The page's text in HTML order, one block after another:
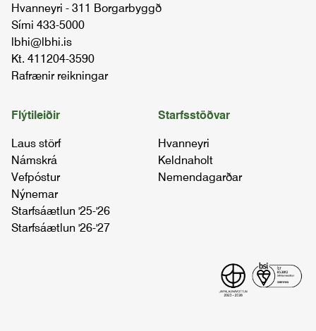
Hvanneyri - 311 Borgarbyggð
Sími 433-5000
lbhi@lbhi.is
Kt. 411204-3590
Rafrænir reikningar
Starfsstöðvar
Hvanneyri
Keldnaholt
Nemendagarðar
Flýtileiðir
Laus störf
Námskrá
Vefpóstur
Nýnemar
Starfsáætlun '25-'26
Starfsáætlun '26-'27